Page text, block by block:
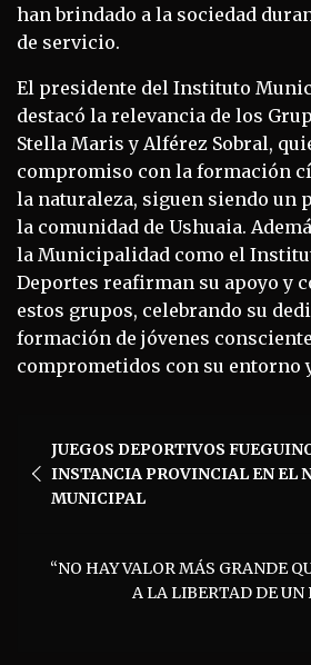
han brindado a la sociedad
de servicio.
El presidente del Instituto
destacó la relevancia de los
Stella Maris y Alférez Sobral,
compromiso con la formación
la naturaleza, siguen siendo un
la comunidad de Ushuaia.
la Municipalidad como el
Deportes reafirman su apoyo y
estos grupos, celebrando su
formación de jóvenes
comprometidos con su entorno
de
entradas
JUEGOS DEPORTIVOS
INSTANCIA PROVINCIAL EN EL
MUNICIPAL
“NO HAY VALOR MÁS GRANDE
A LA LIBERTAD DE UN